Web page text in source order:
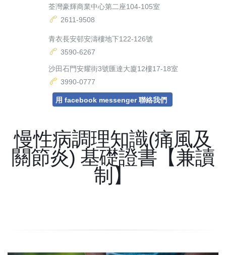
荃灣豪輝商業中心第二座104-105室
2611-9508
青衣長安邨安濤樓地下122-126號
3590-6267
沙田石門安耀街3號匯達大廈12樓17-18室
3990-0777
用 facebook messenger 聯絡我們
慢性病調理知識(痛風及
關節炎) 基礎證書【兼讀
制】